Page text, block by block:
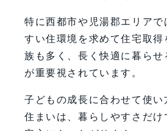
特に西都市や児湯郡エリアで
すい住環境を求めて住宅取得
族も多く、長く快適に暮らせ
が重要視されています。
子どもの成長に合わせて使い
住まいは、暮らしやすさだけ